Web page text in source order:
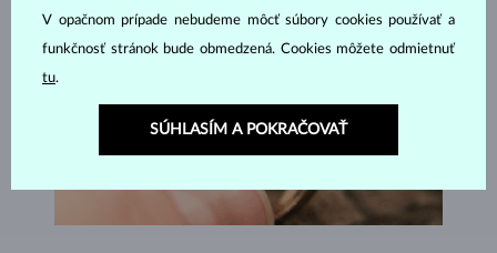
V opačnom prípade nebudeme môcť súbory cookies používať a
funkčnosť stránok bude obmedzená. Cookies môžete odmietnuť
tu.
SÚHLASÍM A POKRAČOVAŤ